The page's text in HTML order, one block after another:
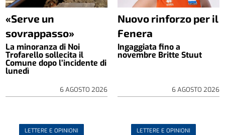
«Serve un
sovrappasso»
La minoranza di Noi
Trofarello sollecita il
Comune dopo l’incidente di
lunedì
6 AGOSTO 2026
Nuovo rinforzo per il
Fenera
Ingaggiata fino a
novembre Britte Stuut
6 AGOSTO 2026
LETTERE E OPINIONI LETTERE E OPINIONI